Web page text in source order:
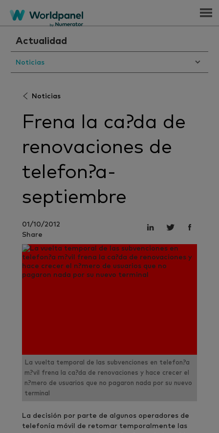
Menu
Actualidad
Noticias
Noticias
Frena la ca?da de
renovaciones de
telefon?a-
septiembre
01/10/2012
Share
La vuelta temporal de las subvenciones en telefon?a
m?vil frena la ca?da de renovaciones y hace crecer el
n?mero de usuarios que no pagaron nada por su nuevo
terminal
La decisión por parte de algunos operadores de
telefonía móvil de retomar temporalmente las